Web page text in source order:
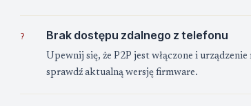
? Brak dostępu zdalnego z telefonu
Upewnij się, że P2P jest włączone i
sprawdź aktualną wersję firmware.